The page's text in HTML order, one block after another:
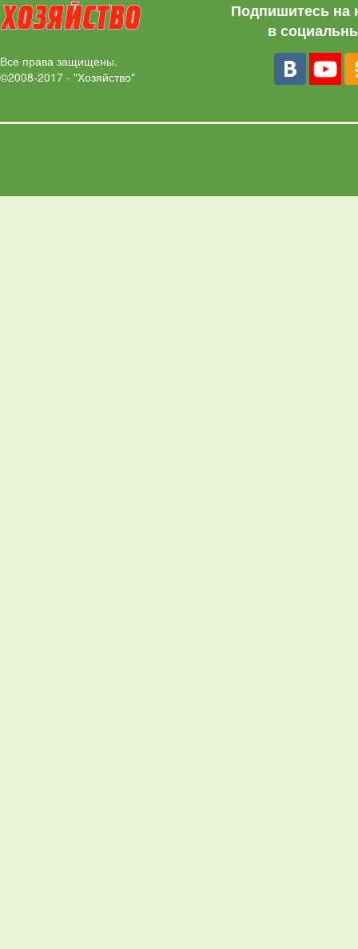
Все права защищены.
©2008-2017 - "Хозяйство"
Подпишитесь на
в